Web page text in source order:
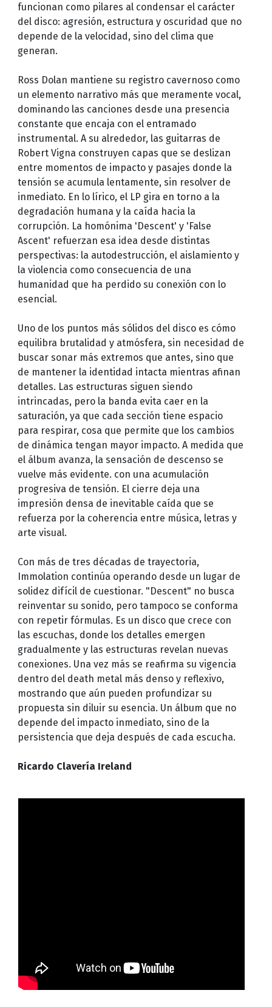
funcionan como pilares al condensar el carácter
del disco: agresión, estructura y oscuridad que no
depende de la velocidad, sino del clima que
generan.
Ross Dolan mantiene su registro cavernoso como
un elemento narrativo más que meramente vocal,
dominando las canciones desde una presencia
constante que encaja con el entramado
instrumental. A su alrededor, las guitarras de
Robert Vigna construyen capas que se deslizan
entre momentos de impacto y pasajes donde la
tensión se acumula lentamente, sin resolver de
inmediato. En lo lírico, el LP gira en torno a la
degradación humana y la caída hacia la
corrupción. La homónima 'Descent' y 'False
Ascent' refuerzan esa idea desde distintas
perspectivas: la autodestrucción, el aislamiento y
la violencia como consecuencia de una
humanidad que ha perdido su conexión con lo
esencial.
Uno de los puntos más sólidos del disco es cómo
equilibra brutalidad y atmósfera, sin necesidad de
buscar sonar más extremos que antes, sino que
de mantener la identidad intacta mientras afinan
detalles. Las estructuras siguen siendo
intrincadas, pero la banda evita caer en la
saturación, ya que cada sección tiene espacio
para respirar, cosa que permite que los cambios
de dinámica tengan mayor impacto. A medida que
el álbum avanza, la sensación de descenso se
vuelve más evidente. con una acumulación
progresiva de tensión. El cierre deja una
impresión densa de inevitable caída que se
refuerza por la coherencia entre música, letras y
arte visual.
Con más de tres décadas de trayectoria,
Immolation continúa operando desde un lugar de
solidez difícil de cuestionar. "Descent" no busca
reinventar su sonido, pero tampoco se conforma
con repetir fórmulas. Es un disco que crece con
las escuchas, donde los detalles emergen
gradualmente y las estructuras revelan nuevas
conexiones. Una vez más se reafirma su vigencia
dentro del death metal más denso y reflexivo,
mostrando que aún pueden profundizar su
propuesta sin diluir su esencia. Un álbum que no
depende del impacto inmediato, sino de la
persistencia que deja después de cada escucha.
Ricardo Clavería Ireland